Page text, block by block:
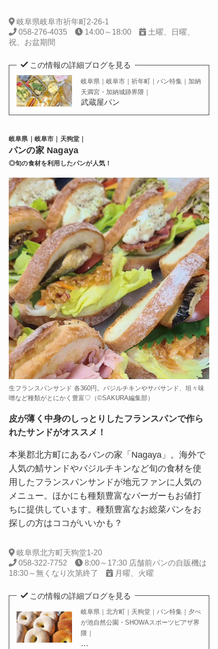
岐阜県岐阜市祈年町2-26-1
058-276-4035
14:00～18:00
土曜、日曜、
祝、お盆期間
この情報の詳細ブログを見る
岐阜県｜岐阜市｜祈年町｜パン特集｜加納
天満宮・加納城跡界隈｜
武蔵屋パン
岐阜県｜岐阜市｜天狗堂｜
パンの家 Nagaya
◎旬の食材を利用したパンが人気！
生フランスパンサンド 各360円。バジルチキンやサバサンド、坦々味
噌など種類がとにかく豊富♡（©️SAKURA編集部）
皮が薄く中身のしっとりしたフランスパンで作ら
れたサンドがオススメ！
本巣郡北方町にあるパンの家「Nagaya」。海外で
人気の鯖サンドやバジルチキンなど旬の食材を使
用したフランスパンサンドが地元ファンに人気の
メニュー。ほかにも種類豊富なバーガーもお値打
ちに提供しています。種類豊富なお総菜パンをお
探しの方はココがいいかも？
岐阜県北方町天狗堂1-20
058-322-7752
8:00～17:30 店舗前パンの自販機は
18:30～無くなり次第終了
月曜、火曜
この情報の詳細ブログを見る
岐阜県｜北方町｜天狗堂｜パン特集｜夕べ
が池自然公園・SHOWAスポーツピアザ界
隈｜
…